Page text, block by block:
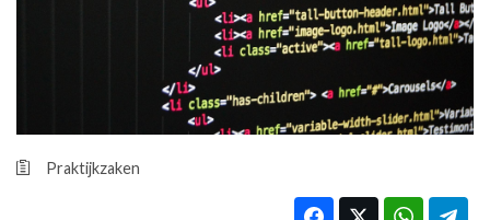
PRAKTIJKZAKEN
TARIEVEN
VPHUISARTSEN
MEDISCHE VAKHANDEL
Praktijkzaken